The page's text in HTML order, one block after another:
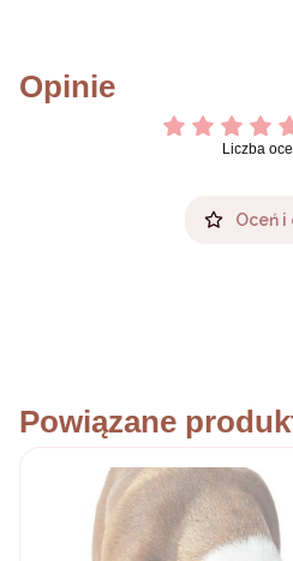
Opinie
Liczba
Oceń i
Powiązane